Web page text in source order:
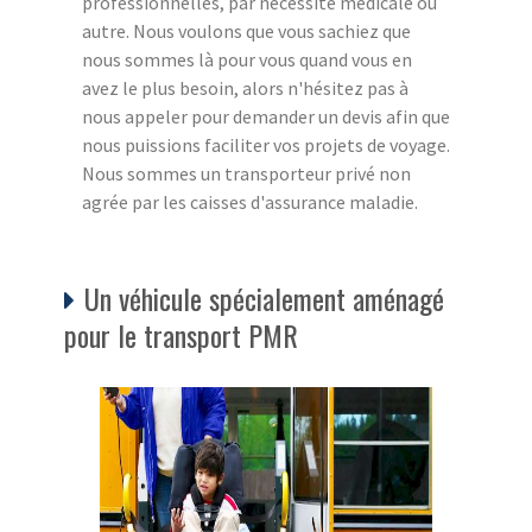
autre. Nous voulons que vous sachiez que
nous sommes là pour vous quand vous en
avez le plus besoin, alors n'hésitez pas à
nous appeler pour demander un devis afin que
nous puissions faciliter vos projets de voyage.
Nous sommes un transporteur privé non
agrée par les caisses d'assurance maladie.
Un véhicule spécialement aménagé
pour le transport PMR